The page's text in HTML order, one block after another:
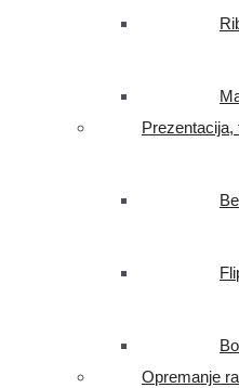
Prezentacija,
Opremanje